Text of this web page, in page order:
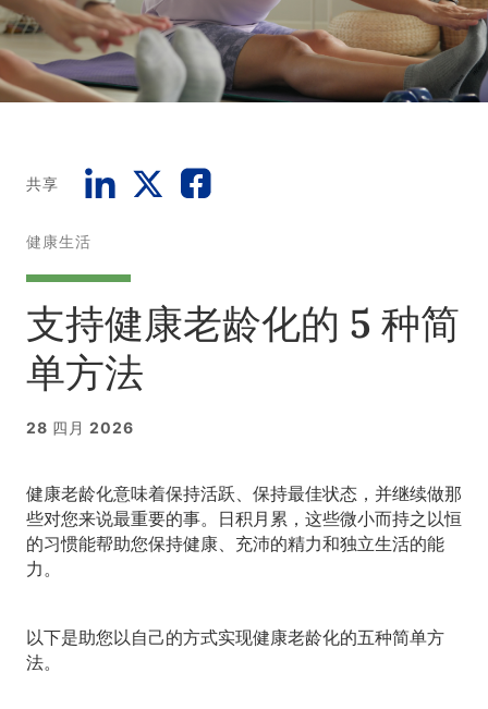
共享
健康生活
支持健康老龄化的 5 种简
单方法
28 四月 2026
健康老龄化意味着保持活跃、保持最佳状态，并继续做那
些对您来说最重要的事。日积月累，这些微小而持之以恒
的习惯能帮助您保持健康、充沛的精力和独立生活的能
力。
以下是助您以自己的方式实现健康老龄化的五种简单方
法。